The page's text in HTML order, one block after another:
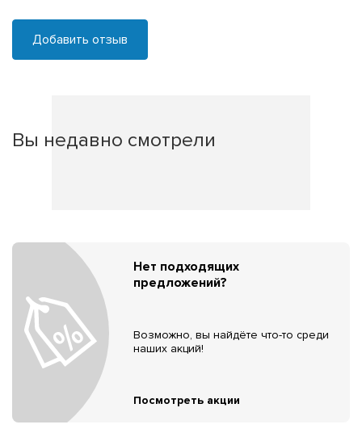
Добавить отзыв
Вы недавно смотрели
Нет подходящих
предложений?
Возможно, вы найдёте что-то среди
наших акций!
Посмотреть акции